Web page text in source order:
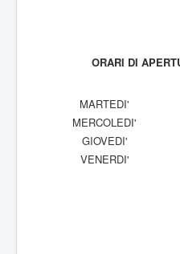
ORARI DI
MARTEDI'
MERCOLEDI'
GIOVEDI'
VENERDI'